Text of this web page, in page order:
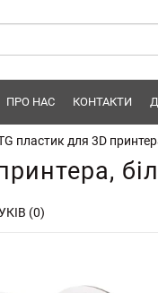
ПРО НАС КОНТАКТИ
пластик для 3D
(0)